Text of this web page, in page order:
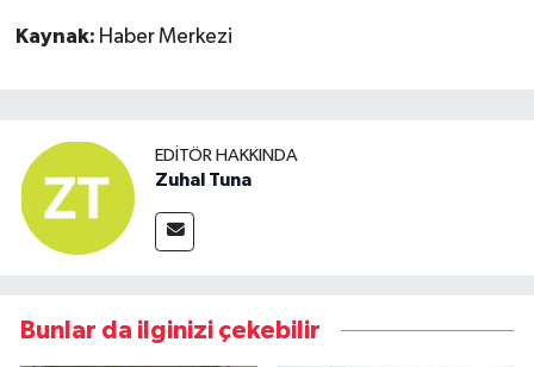
Kaynak: Haber Merkezi
EDITÖR HAKKINDA
Zuhal Tuna
Bunlar da ilginizi çekebilir